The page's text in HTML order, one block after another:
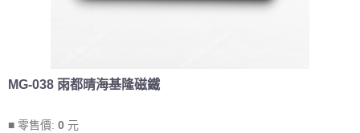
MG-038 雨都晴海基隆磁鐵
■ 零售價: 0 元